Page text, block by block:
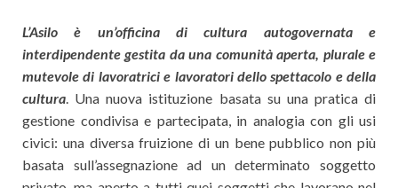
L’Asilo è un’officina di cultura autogovernata e
interdipendente gestita da una comunità aperta, plurale e
mutevole di lavoratrici e lavoratori dello spettacolo e della
cultura . Una nuova istituzione basata su una pratica di
gestione condivisa e partecipata, in analogia con gli usi
civici: una diversa fruizione di un bene pubblico non più
basata sull’assegnazione ad un determinato soggetto